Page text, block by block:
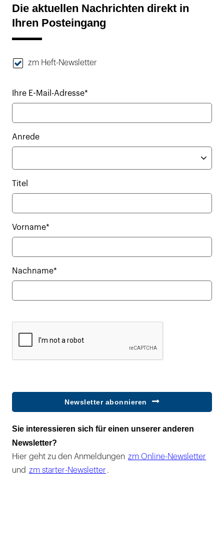
Die aktuellen Nachrichten direkt in
Ihren Posteingang
zm Heft-Newsletter
Ihre E-Mail-Adresse*
Anrede
Titel
Vorname*
Nachname*
Newsletter abonnieren
Sie interessieren sich für einen unserer anderen
Newsletter?
Hier geht zu den Anmeldungen zm Online-Newsletter
und zm starter-Newsletter .